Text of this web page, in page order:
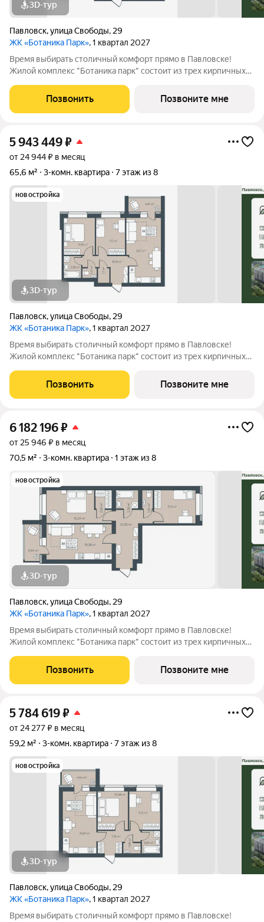
3D-тур
Павловск,улица Свободы, 29
ЖК «Ботаника Парк», 1 квартал 2027
Время выбирать столичный комфорт прямо в Павловске!
Жилой комплекс "Ботаника парк" состоит из трех кирпичных
дворовая территория обеспечивает безопасное пространство
для отдыха детей и взрослых, а
Позвонить Позвоните мне
5 943 449₽
от 24 944 ₽ в месяц
65,6 м²
3-комн. квартира 7 этаж из 8
новостройка
3D-тур
Павловск,улица Свободы, 29
ЖК «Ботаника Парк», 1 квартал 2027
Время выбирать столичный комфорт прямо в Павловске!
Жилой комплекс "Ботаника парк" состоит из трех кирпичных
дворовая территория обеспечивает безопасное пространство
для отдыха детей и взрослых, а
Позвонить Позвоните мне
6 182 196₽
от 25 946 ₽ в месяц
70,5 м²
3-комн. квартира 1 этаж из 8
новостройка
3D-тур
Павловск,улица Свободы, 29
ЖК «Ботаника Парк», 1 квартал 2027
Время выбирать столичный комфорт прямо в Павловске!
Жилой комплекс "Ботаника парк" состоит из трех кирпичных
дворовая территория обеспечивает безопасное пространство
для отдыха детей и взрослых, а
Позвонить Позвоните мне
5 784 619₽
от 24 277 ₽ в месяц
59,2 м²
3-комн. квартира 7 этаж из 8
новостройка
3D-тур
Павловск,улица Свободы, 29
ЖК «Ботаника Парк», 1 квартал 2027
Время выбирать столичный комфорт прямо в Павловске!